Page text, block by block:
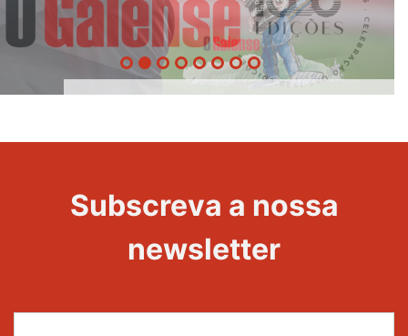
Evento
Evento
Subscreva a nossa
newsletter